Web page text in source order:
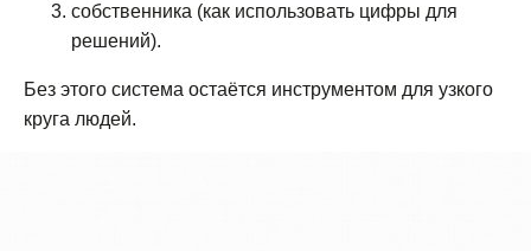
собственника (как использовать цифры для
решений).
Без этого система остаётся инструментом для узкого
круга людей.